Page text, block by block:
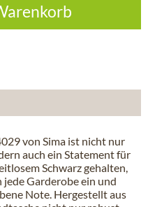
von Sima ist nicht nur
auch ein Statement für
Schwarz gehalten,
jede Garderobe ein und
Note. Hergestellt aus